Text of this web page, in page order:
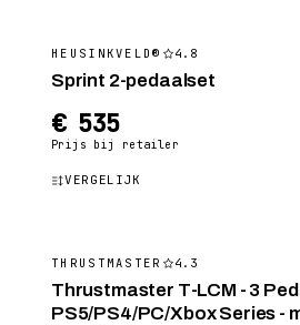
HEUSINKVELD® 4.8
Sprint 2-pedaalset
€ 535
Prijs bij retailer
VERGELIJK
THRUSTMASTER 4.3
Thrustmaster T-LCM - 3
PS5/PS4/PC/Xbox Series -